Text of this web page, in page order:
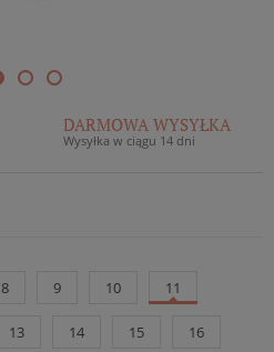
DARMOWA WYSYŁKA
Wysyłka w ciągu 14 dni
8 9 10 11
13 14 15 16